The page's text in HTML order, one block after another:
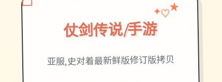
仗剑传说|手游
✦♡★
亚服,史对着最新鲜版修订版拷贝